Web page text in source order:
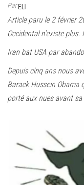
ParELI
Article paru le 2 février
Occidental n’existe
Iran bat USA par
Depuis cinq ans nous
Barack Hussein Obama
porté aux nues avant sa